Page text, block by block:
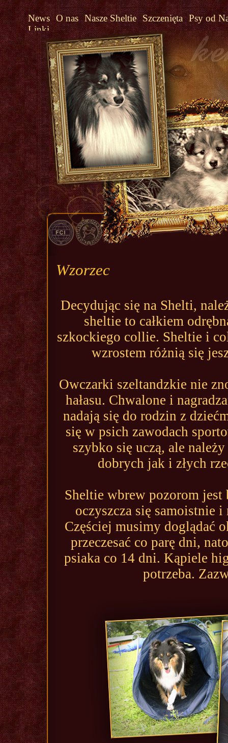
News O nas Nasze Sheltie Szczenięta Psy od
Linki
Wzorzec
Decydując się na Shelti,
sheltie to całkiem
szkockiego collie. Sheltie i
wzrostem różnią się
Owczarki szeltandzkie nie
hałasu. Chwalone i
nadają się do rodzin z
się w psich zawodach
szybko się uczą, ale
dobrych jak i złych
Sheltie wbrew pozorom jest
oczyszcza się samoistnie
Częściej musimy doglądać
przeczesać co parę dni,
psiaka co 14 dni. Kąpiele
potrzeba.